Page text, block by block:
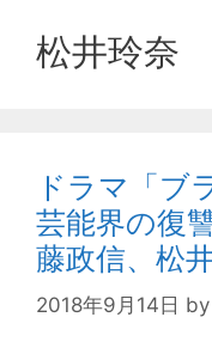
松井玲奈
ドラマ「ブ
芸能界の復
藤政信、松
2018年9月14日 by